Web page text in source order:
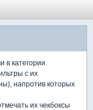
в категории.
с их
напротив которых
их чекбоксы